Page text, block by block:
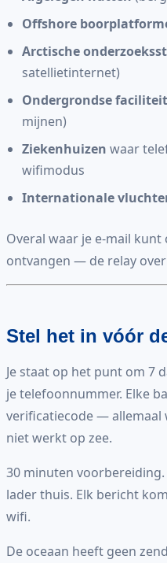
Offshore
Arctische
satellietinternet)
Ondergrondse
mijnen)
Ziekenhuizen waar
wifimodus
Internationale
Overal waar je e-mail
ontvangen — de relay
Stel het in vóór
Je staat op het punt om 7
je telefoonnummer. Elke
verificatiecode — allemaal
niet werkt op zee.
30 minuten
lader thuis. Elk bericht
wifi.
De oceaan heeft geen